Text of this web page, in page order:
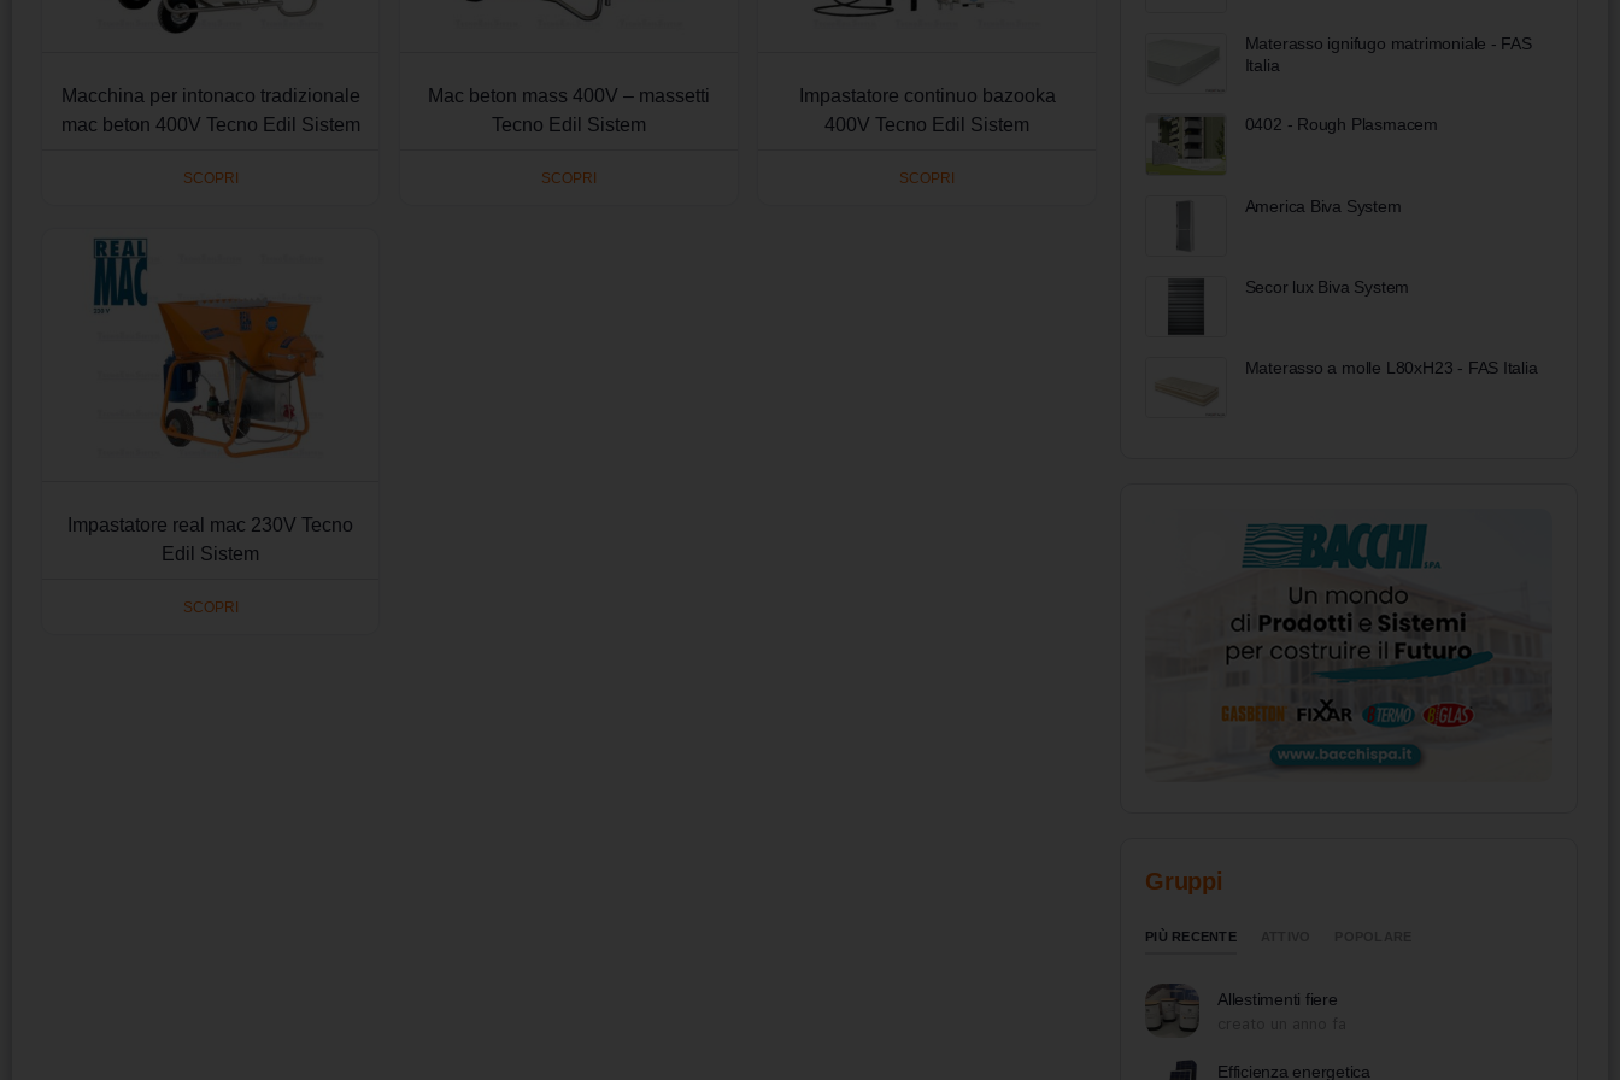
Macchina per intonaco tradizionale
mac beton 400V Tecno Edil Sistem
SCOPRI
Mac beton mass 400V – massetti
Tecno Edil Sistem
SCOPRI
Impastatore continuo bazooka
400V Tecno Edil Sistem
SCOPRI
Impastatore real mac 230V Tecno
Edil Sistem
SCOPRI
Materasso ignifugo matrimoniale - FAS
Italia
0402 - Rough Plasmacem
America Biva System
Secor lux Biva System
Materasso a molle L80xH23 - FAS Italia
Gruppi
PIÙ RECENTE
Allestimenti fiere
Efficienza energetica